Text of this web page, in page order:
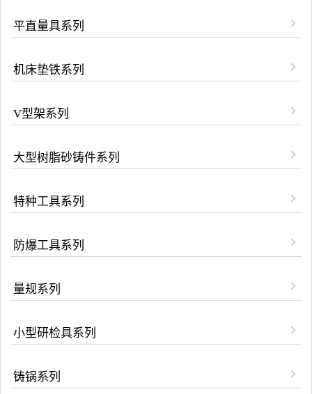
平直量具系列
机床垫铁系列
V型架系列
大型树脂砂铸件系列
特种工具系列
防爆工具系列
量规系列
小型研检具系列
铸锅系列